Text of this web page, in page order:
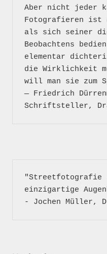
Aber nicht jeder
Fotografieren ist
als sich seiner
Beobachtens
elementar
die Wirklichkeit
will man sie zum
― Friedrich
"Streetfotografie
einzigartige
- Jochen Müller,